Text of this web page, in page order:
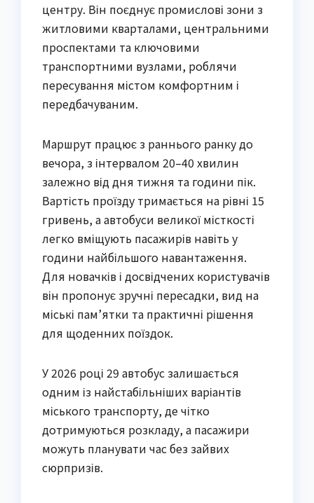
центру. Він поєднує промислові зони з
житловими кварталами, центральними
проспектами та ключовими
транспортними вузлами, роблячи
пересування містом комфортним і
передбачуваним.
Маршрут працює з раннього ранку до
вечора, з інтервалом 20–40 хвилин
залежно від дня тижня та години пік.
Вартість проїзду тримається на рівні 15
гривень, а автобуси великої місткості
легко вміщують пасажирів навіть у
години найбільшого навантаження.
Для новачків і досвідчених користувачів
він пропонує зручні пересадки, вид на
міські пам’ятки та практичні рішення
для щоденних поїздок.
У 2026 році 29 автобус залишається
одним із найстабільніших варіантів
міського транспорту, де чітко
дотримуються розкладу, а пасажири
можуть планувати час без зайвих
сюрпризів.